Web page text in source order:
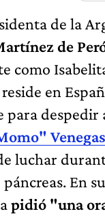
de la
de
como
en
para despedir
Venegas
luchar
En
pidió "una